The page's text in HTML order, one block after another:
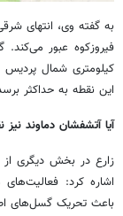
کیلومتری شمال
این نقطه به حداکثر
آیا آتشفشان دماوند
زارع در بخش دیگری از
اشاره کرد: فعالیت‌های
باعث تحریک گسل‌های